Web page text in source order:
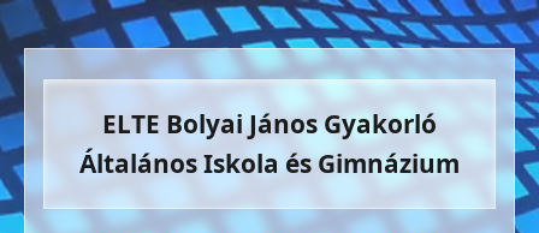
ELTE Bolyai János Gyakorló
Általános Iskola és Gimnázium